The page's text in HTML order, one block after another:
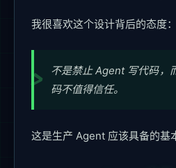
我很喜欢这个设计背后的态度：
不是禁止 Agent 写代码，
码不值得信任。
这是生产 Agent 应该具备的基